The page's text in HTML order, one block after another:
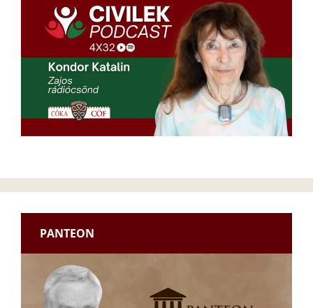
PANTEON